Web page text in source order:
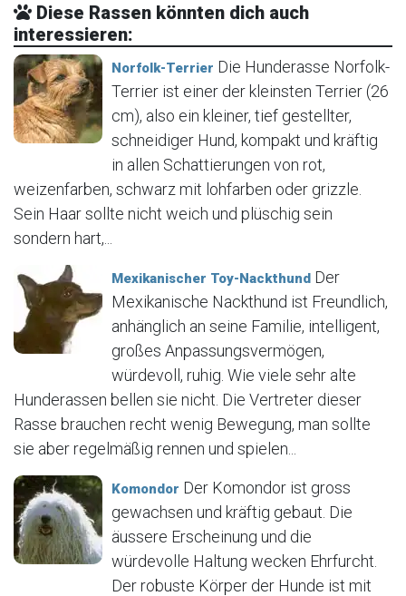
Diese Rassen könnten dich auch
interessieren:
Norfolk-Terrier Die Hunderasse Norfolk-
Terrier ist einer der kleinsten Terrier (26
cm), also ein kleiner, tief gestellter,
schneidiger Hund, kompakt und kräftig
in allen Schattierungen von rot,
weizenfarben, schwarz mit lohfarben oder grizzle.
Sein Haar sollte nicht weich und plüschig sein
sondern hart,...
Mexikanischer Toy-Nackthund Der
Mexikanische Nackthund ist Freundlich,
anhänglich an seine Familie, intelligent,
großes Anpassungsvermögen,
würdevoll, ruhig. Wie viele sehr alte
Hunderassen bellen sie nicht. Die Vertreter dieser
Rasse brauchen recht wenig Bewegung, man sollte
sie aber regelmäßig rennen und spielen...
Komondor Der Komondor ist gross
gewachsen und kräftig gebaut. Die
äussere Erscheinung und die
würdevolle Haltung wecken Ehrfurcht.
Der robuste Körper der Hunde ist mit